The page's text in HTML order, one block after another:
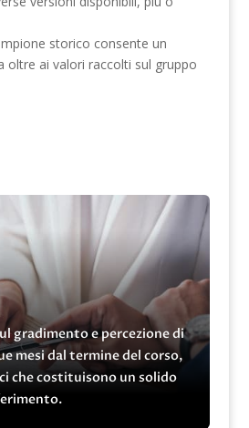
storico consente un
oltre ai valori raccolti sul gruppo
gradimento e percezione di
mesi dal termine del corso,
che costituisono un solido